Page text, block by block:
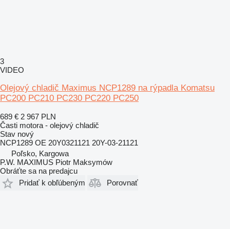
3
VIDEO
Olejový chladič Maximus NCP1289 na rýpadla Komatsu
PC200 PC210 PC230 PC220 PC250
689 € 2 967 PLN
Časti motora - olejový chladič
Stav nový
NCP1289 OE 20Y0321121 20Y-03-21121
Poľsko, Kargowa
P.W. MAXIMUS Piotr Maksymów
Obráťte sa na predajcu
Pridať k obľúbeným
Porovnať